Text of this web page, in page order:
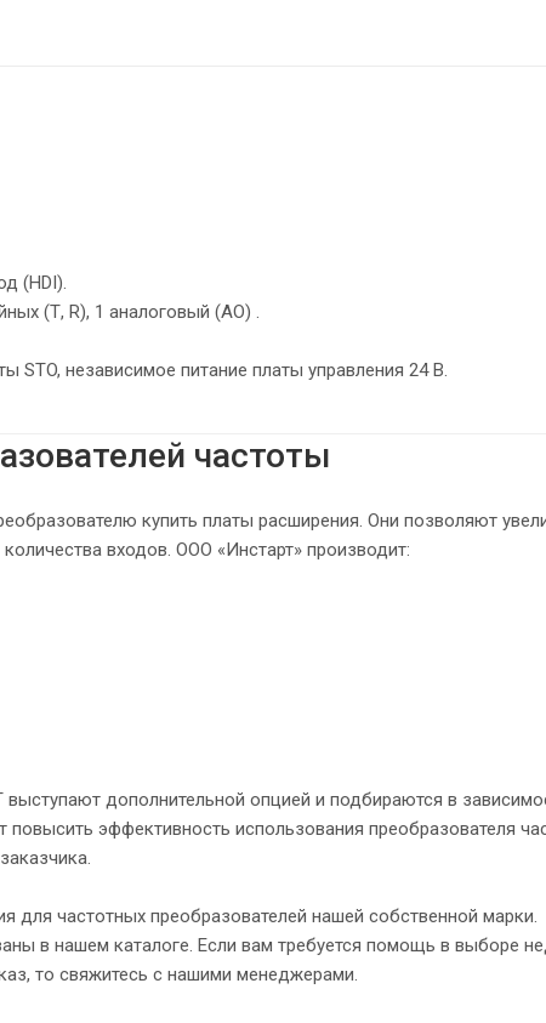
(HDI).
(Т, R), 1 аналоговый (АО) .
STO, независимое питание платы управления 24 В.
частоты
купить платы расширения. Они позволяют
входов. ООО «Инстарт» производит:
дополнительной опцией и подбираются в
эффективность использования преобразователя
для частотных преобразователей нашей собственной марки.
в нашем каталоге. Если вам требуется помощь в выборе
то свяжитесь с нашими менеджерами.